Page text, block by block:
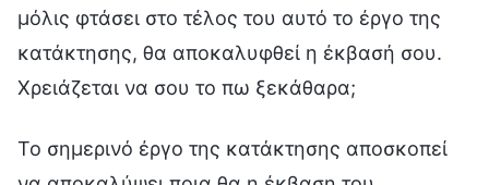
μόλις φτάσει στο τέλος του αυτό το έργο της
κατάκτησης, θα αποκαλυφθεί η έκβασή σου.
Χρειάζεται να σου το πω ξεκάθαρα;
Το σημερινό έργο της κατάκτησης αποσκοπεί